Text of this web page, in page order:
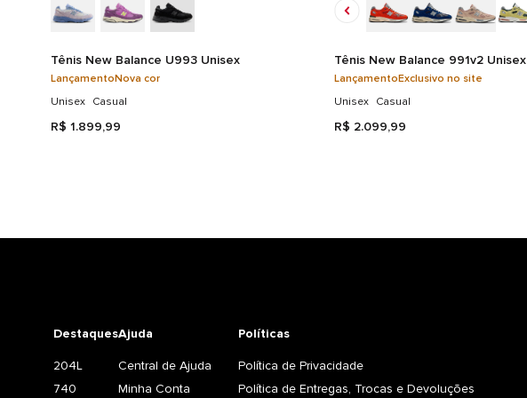
Tênis New Balance U993 Unisex
LançamentoNova cor
Unisex Casual
R$ 1.899,99
Tênis New Balance 991v2 Unisex
LançamentoExclusivo no site
Unisex
Casual
R$ 2.099,99
Destaques
204L
740
Ajuda
Central de Ajuda
Minha Conta
Políticas
Política de Privacidade
Política de Entregas, Trocas e Devoluções